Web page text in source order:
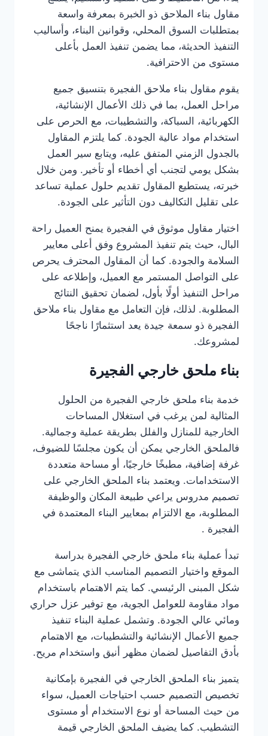
مقاول بناء الملاحق ذو الخبرة بمعرفة واسعة
بمتطلبات السوق المحلي، وقوانين البناء، وأساليب
التنفيذ الحديثة، مما يضمن تنفيذ العمل بأعلى
مستوى من الاحترافية.
يقوم مقاول بناء ملاحق الفجيرة بتنسيق جميع
مراحل العمل، بما في ذلك الأعمال الإنشائية،
الكهربائية، السباكة، والتشطيبات، مع الحرص على
استخدام مواد عالية الجودة. كما يلتزم المقاول
بالجدول الزمني المتفق عليه، ويتابع سير العمل
بشكل يومي لتجنب أي أخطاء أو تأخير. ومن خلال
خبرته، يستطيع المقاول تقديم حلول عملية تساعد
على تقليل التكاليف دون التأثير على الجودة.
اختيار مقاول موثوق في الفجيرة يمنح العميل راحة
البال، حيث يتم تنفيذ المشروع وفق أعلى معايير
السلامة والجودة. كما أن المقاول المحترف يحرص
على التواصل المستمر مع العميل، وإطلاعه على
مراحل التنفيذ أولًا بأول، لضمان تحقيق النتائج
المطلوبة. لذلك، فإن التعامل مع مقاول بناء ملاحق
الفجيرة ذو سمعة جيدة يعد استثمارًا ناجحًا
لمشروعك.
بناء ملحق خارجي الفجيرة
خدمة بناء ملحق خارجي الفجيرة من الحلول
المثالية لمن يرغب في استغلال المساحات
الخارجية للمنازل والفلل بطريقة عملية وجمالية.
فالملحق الخارجي يمكن أن يكون مجلسًا للضيوف،
غرفة إضافية، مطبخًا خارجيًا، أو مساحة متعددة
الاستخدامات. ويعتمد بناء الملحق الخارجي على
تصميم مدروس يراعي طبيعة المكان والوظيفة
المطلوبة، مع الالتزام بمعايير البناء المعتمدة في
الفجيرة .
تبدأ عملية بناء ملحق خارجي الفجيرة بدراسة
الموقع واختيار التصميم المناسب الذي يتماشى مع
شكل المبنى الرئيسي. كما يتم الاهتمام باستخدام
مواد مقاومة للعوامل الجوية، مع توفير عزل حراري
ومائي عالي الجودة. وتشمل عملية البناء تنفيذ
جميع الأعمال الإنشائية والتشطيبات، مع الاهتمام
بأدق التفاصيل لضمان مظهر أنيق واستخدام مريح.
يتميز بناء الملحق الخارجي في الفجيرة بإمكانية
تخصيص التصميم حسب احتياجات العميل، سواء
من حيث المساحة أو نوع الاستخدام أو مستوى
التشطيب. كما يضيف الملحق الخارجي قيمة